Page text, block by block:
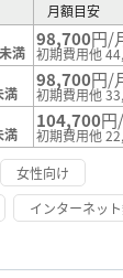
月額目安
満
98,700円/
初期費用他
満
98,700円/
初期費用他
満
104,700円
初期費用他
女性向け
インターネッ